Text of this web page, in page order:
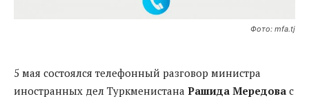
Фото: mfa.tj
5 мая состоялся телефонный разговор министра
иностранных дел Туркменистана Рашида Мередова с